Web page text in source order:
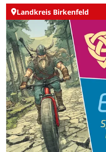
Landkreis Birkenfeld